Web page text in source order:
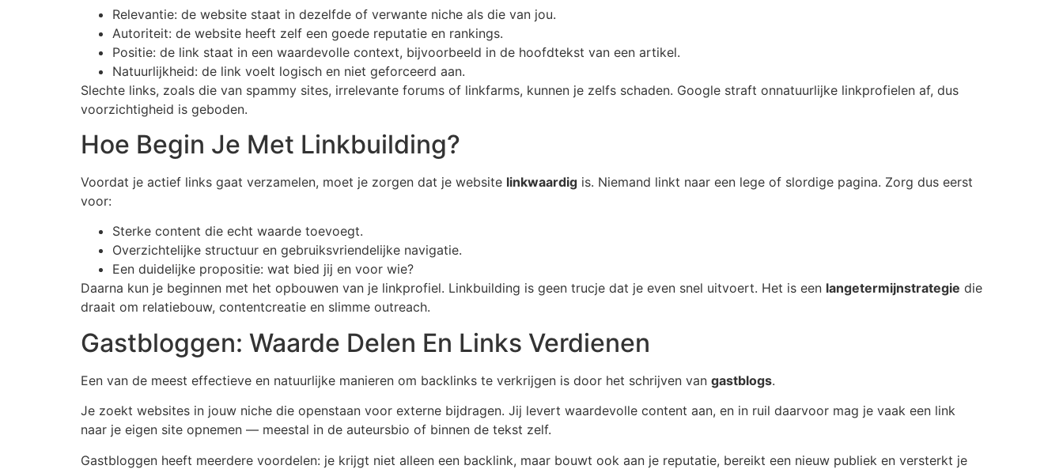
Relevantie: de website staat in dezelfde of verwante niche als die van jou.
Autoriteit: de website heeft zelf een goede reputatie en rankings.
Positie: de link staat in een waardevolle context, bijvoorbeeld in de hoofdtekst van een artikel.
Natuurlijkheid: de link voelt logisch en niet geforceerd aan.
Slechte links, zoals die van spammy sites, irrelevante forums of linkfarms, kunnen je zelfs schaden. Google straft onnatuurlijke linkprofielen af, dus
voorzichtigheid is geboden.
Hoe Begin Je Met Linkbuilding?
Voordat je actief links gaat verzamelen, moet je zorgen dat je website linkwaardig is. Niemand linkt naar een lege of slordige pagina. Zorg dus eerst
voor:
Sterke content die echt waarde toevoegt.
Overzichtelijke structuur en gebruiksvriendelijke navigatie.
Een duidelijke propositie: wat bied jij en voor wie?
Daarna kun je beginnen met het opbouwen van je linkprofiel. Linkbuilding is geen trucje dat je even snel uitvoert. Het is een langetermijnstrategie die
draait om relatiebouw, contentcreatie en slimme outreach.
Gastbloggen: Waarde Delen En Links Verdienen
Een van de meest effectieve en natuurlijke manieren om backlinks te verkrijgen is door het schrijven van gastblogs.
Je zoekt websites in jouw niche die openstaan voor externe bijdragen. Jij levert waardevolle content aan, en in ruil daarvoor mag je vaak een link
naar je eigen site opnemen — meestal in de auteursbio of binnen de tekst zelf.
Gastbloggen heeft meerdere voordelen: je krijgt niet alleen een backlink, maar bouwt ook aan je reputatie, bereikt een nieuw publiek en versterkt je